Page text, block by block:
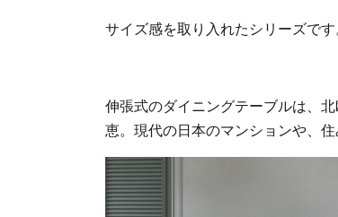
サイズ感を取り入れたシリーズです
伸張式のダイニングテーブルは、
恵。現代の日本のマンションや、